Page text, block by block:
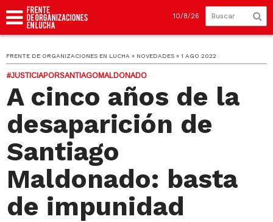
10/8/26
FRENTE DE ORGANIZACIONES EN LUCHA » NOVEDADES » 1 AGO 2022
#JUSTICIAPORSANTIAGOMALDONADO
A cinco años de la
desaparición de
Santiago
Maldonado: basta
de impunidad